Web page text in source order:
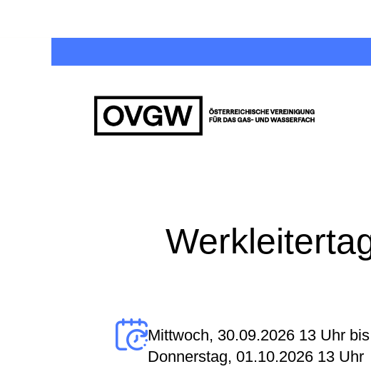
Mittwoch, 30.09.2026 13 Uhr bis
Donnerstag, 01.10.2026 13 Uhr